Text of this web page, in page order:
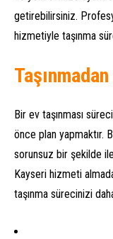
getirebilirsiniz.
hizmetiyle taşınma
Bir ev taşınması
önce plan yapmaktır.
sorunsuz bir şekilde
Kayseri hizmeti
taşınma sürecinizi